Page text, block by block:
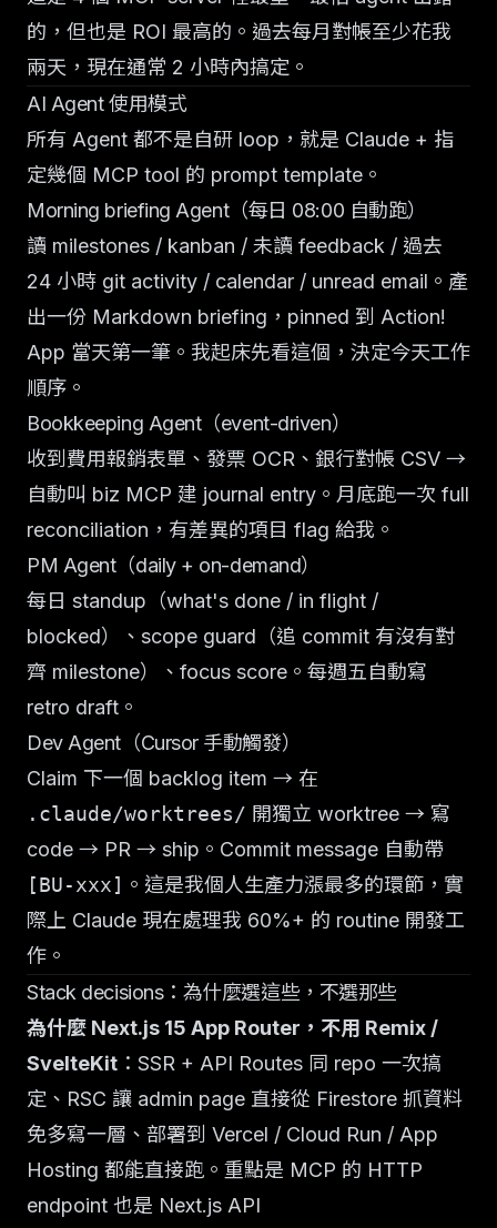
的，但也是 ROI 最高的。過去每月對帳至少花我
兩天，現在通常 2 小時內搞定。
AI Agent 使用模式
所有 Agent 都不是自研 loop，就是 Claude + 指
定幾個 MCP tool 的 prompt template。
Morning briefing Agent（每日 08:00 自動跑）
讀 milestones / kanban / 未讀 feedback / 過去
24 小時 git activity / calendar / unread email。產
出一份 Markdown briefing，pinned 到 Action!
App 當天第一筆。我起床先看這個，決定今天工作
順序。
Bookkeeping Agent（event-driven）
收到費用報銷表單、發票 OCR、銀行對帳 CSV →
自動叫 biz MCP 建 journal entry。月底跑一次 full
reconciliation，有差異的項目 flag 給我。
PM Agent（daily + on-demand）
每日 standup（what's done / in flight /
blocked）、scope guard（追 commit 有沒有對
齊 milestone）、focus score。每週五自動寫
retro draft。
Dev Agent（Cursor 手動觸發）
Claim 下一個 backlog item → 在
.claude/worktrees/ 開獨立 worktree → 寫
code → PR → ship。Commit message 自動帶
[BU-xxx] 。這是我個人生產力漲最多的環節，實
際上 Claude 現在處理我 60%+ 的 routine 開發工
作。
Stack decisions：為什麼選這些，不選那些
為什麼 Next.js 15 App Router，不用 Remix /
SvelteKit ：SSR + API Routes 同 repo 一次搞
定、RSC 讓 admin page 直接從 Firestore 抓資料
免多寫一層、部署到 Vercel / Cloud Run / App
Hosting 都能直接跑。重點是 MCP 的 HTTP
endpoint 也是 Next.js API